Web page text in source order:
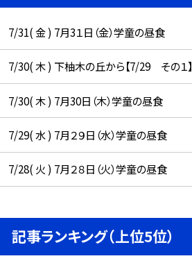
7/31( 金 ) 7月3１日（金）学童の昼食
7/30( 木 ) 下柚木の丘から【7/29 その１】
7/30( 木 ) 7月30日（木）学童の昼食
7/29( 水 ) 7月２９日（水）学童の昼食
7/28( 火 ) 7月２８日（火）学童の昼食
記事ランキング（上位5位）